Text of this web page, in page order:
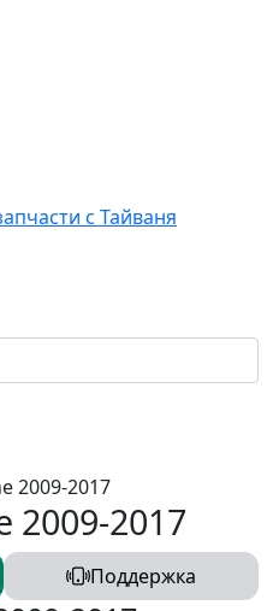
с Тайваня
2009-2017
2009-2017
Поддержка